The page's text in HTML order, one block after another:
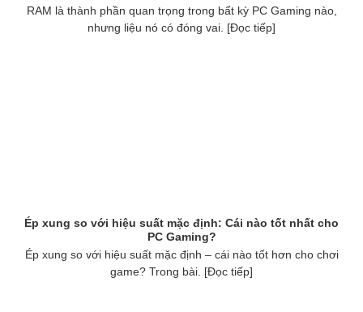
RAM là thành phần quan trọng trong bất kỳ PC Gaming nào,
nhưng liệu nó có đóng vai. [Đọc tiếp]
Ép xung so với hiệu suất mặc định: Cái nào tốt nhất cho
PC Gaming?
Ép xung so với hiệu suất mặc định – cái nào tốt hơn cho chơi
game? Trong bài. [Đọc tiếp]